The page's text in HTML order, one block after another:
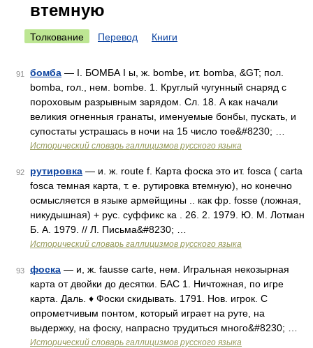
втемную
Толкование Перевод Книги
91 бомба — I. БОМБА I ы, ж. bombe, ит. bomba, &GT; пол.
bomba, гол., нем. bombe. 1. Круглый чугунный снаряд с
пороховым разрывным зарядом. Сл. 18. А как начали
великия огненныя гранаты, именуемые бонбы, пускать, и
супостаты устрашась в ночи на 15 число тое&#8230; …
Исторический словарь галлицизмов русского языка
92 рутировка — и. ж. route f. Карта фоска это ит. fosca ( carta
fosca темная карта, т. е. рутировка втемную), но конечно
осмысляется в языке армейщины .. как фр. fosse (ложная,
никудышная) + рус. суффикс ка . 26. 2. 1979. Ю. М. Лотман
Б. А. 1979. // Л. Письма&#8230; …
Исторический словарь галлицизмов русского языка
93 фоска — и, ж. fausse carte, нем. Игральная некозырная
карта от двойки до десятки. БАС 1. Ничтожная, по игре
карта. Даль. ♦ Фоски скидывать. 1791. Нов. игрок. С
опрометчивым понтом, который играет на руте, на
выдержку, на фоску, напрасно трудиться много&#8230; …
Исторический словарь галлицизмов русского языка